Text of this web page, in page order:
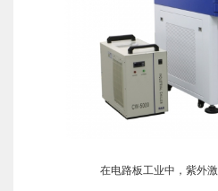
在电路板工业中，紫外